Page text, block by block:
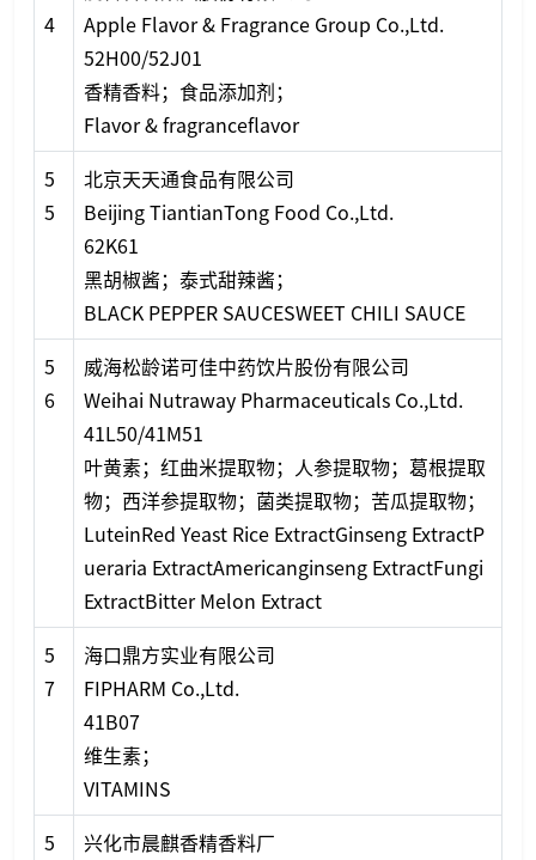
4
Apple Flavor & Fragrance Group Co.,Ltd.
52H00/52J01
香精香料；食品添加剂；
Flavor & fragranceflavor
5
5
北京天天通食品有限公司
Beijing TiantianTong Food Co.,Ltd.
62K61
黑胡椒酱；泰式甜辣酱；
BLACK PEPPER SAUCESWEET CHILI SAUCE
5
6
威海松龄诺可佳中药饮片股份有限公司
Weihai Nutraway Pharmaceuticals Co.,Ltd.
41L50/41M51
叶黄素；红曲米提取物；人参提取物；葛根提取
物；西洋参提取物；菌类提取物；苦瓜提取物；
LuteinRed Yeast Rice ExtractGinseng ExtractP
ueraria ExtractAmericanginseng ExtractFungi
ExtractBitter Melon Extract
5
7
海口鼎方实业有限公司
FIPHARM Co.,Ltd.
41B07
维生素；
VITAMINS
5
兴化市晨麒香精香料厂